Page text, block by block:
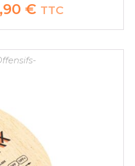
€Le
prix
est :
TTC